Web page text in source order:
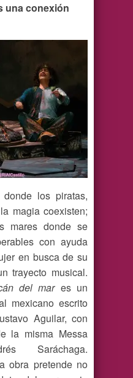
una conexión
los piratas,
magia coexisten;
mares donde se
con ayuda
en busca de su
trayecto musical.
del mares un
mexicano escrito
Aguilar, con
la misma Messa
Saráchaga.
obra pretende no